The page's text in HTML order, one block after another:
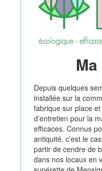
Depuis quelques
installée sur la
fabrique sur place
d’entretien pour la
efficaces. Connus
antiquité, c’est le
partir de cendre de
dans nos locaux en